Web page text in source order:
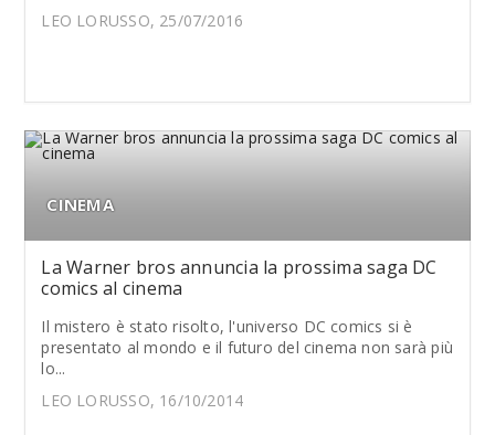
LEO LORUSSO, 25/07/2016
CINEMA
La Warner bros annuncia la prossima saga DC
comics al cinema
Il mistero è stato risolto, l'universo DC comics si è
presentato al mondo e il futuro del cinema non sarà più
lo...
LEO LORUSSO, 16/10/2014